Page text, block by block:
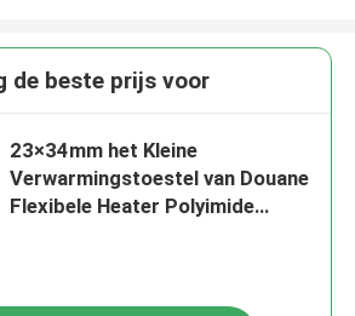
de beste prijs voor
23×34mm het Kleine
Verwarmingstoestel van Douane
Flexibele Heater Polyimide